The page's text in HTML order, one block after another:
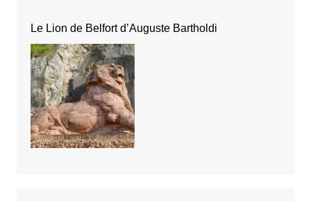
Le Lion de Belfort d’Auguste Bartholdi